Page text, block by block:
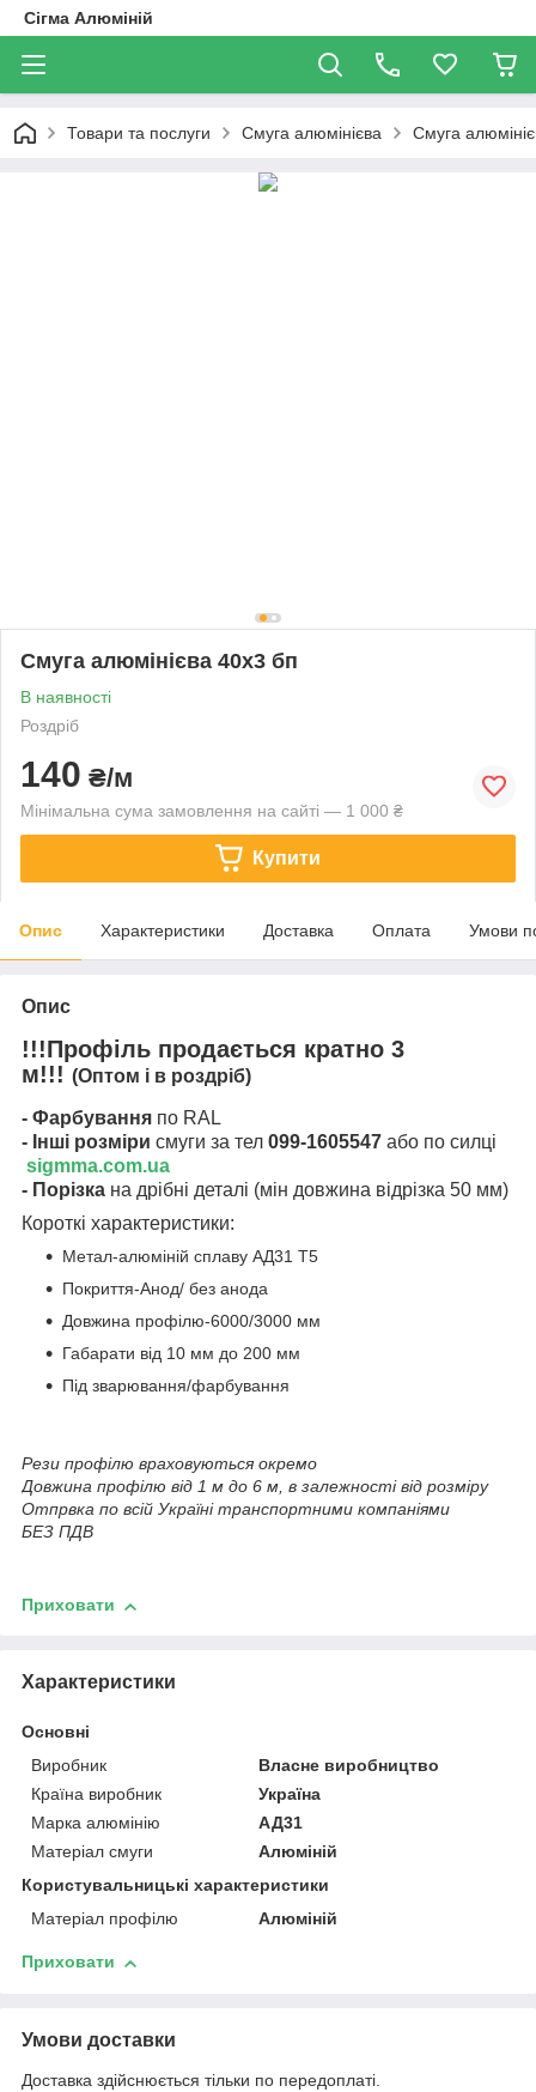
Сігма Алюміній
Товари та послуги Смуга алюмінієва Смуга
Смуга алюмінієва 40х3 бп
В наявності
Роздріб
140 ₴/м
Мінімальна сума замовлення на сайті — 1 000 ₴
Купити
Опис Характеристики Доставка Оплата Умови
Опис
!!!Профіль продається кратно 3
м!!! (Оптом і в роздріб)
- Фарбування по RAL
- Інші розміри смуги за тел 099-1605547 або по силці
sigmma.com.ua
- Порізка на дрібні деталі (мін довжина відрізка 50 мм)
Короткі характеристики:
Метал-алюміній сплаву АД31 Т5
Покриття-Анод/ без анода
Довжина профілю-6000/3000 мм
Габарати від 10 мм до 200 мм
Під зварювання/фарбування
Рези профілю враховуються окремо
Довжина профілю від 1 м до 6 м, в залежності від розміру
Отпрвка по всій Україні транспортними компаніями
БЕЗ ПДВ
Приховати
Характеристики
Основні
Виробник
Власне виробництво
Країна виробник
Україна
Марка алюмінію
АД31
Матеріал смуги
Алюміній
Користувальницькі характеристики
Матеріал профілю
Алюміній
Приховати
Умови доставки
Доставка здійснюється тільки по передоплаті.